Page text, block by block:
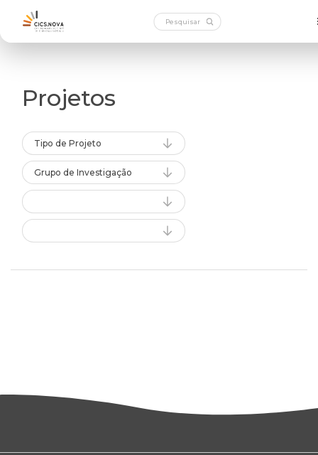
Projetos
Tipo de Projeto
Grupo de Investigação